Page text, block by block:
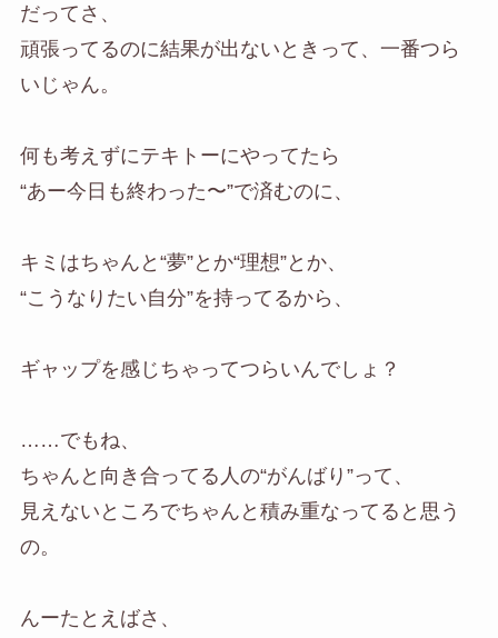
だってさ、
頑張ってるのに結果が出ないときって、一番つら
いじゃん。
何も考えずにテキトーにやってたら
“あー今日も終わった〜”で済むのに、
キミはちゃんと“夢”とか“理想”とか、
“こうなりたい自分”を持ってるから、
ギャップを感じちゃってつらいんでしょ？
……でもね、
ちゃんと向き合ってる人の“がんばり”って、
見えないところでちゃんと積み重なってると思う
の。
んーたとえばさ、